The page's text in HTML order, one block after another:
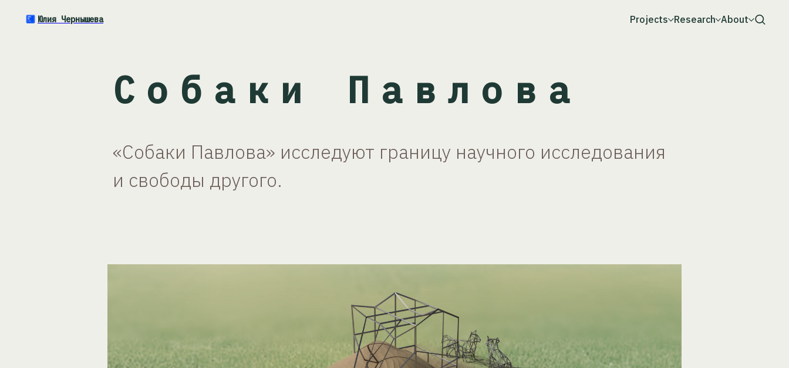
Юлия Чернышева Projects Research About
Собаки Павлова
«Собаки Павлова» исследуют границу научного исследования
и свободы другого.